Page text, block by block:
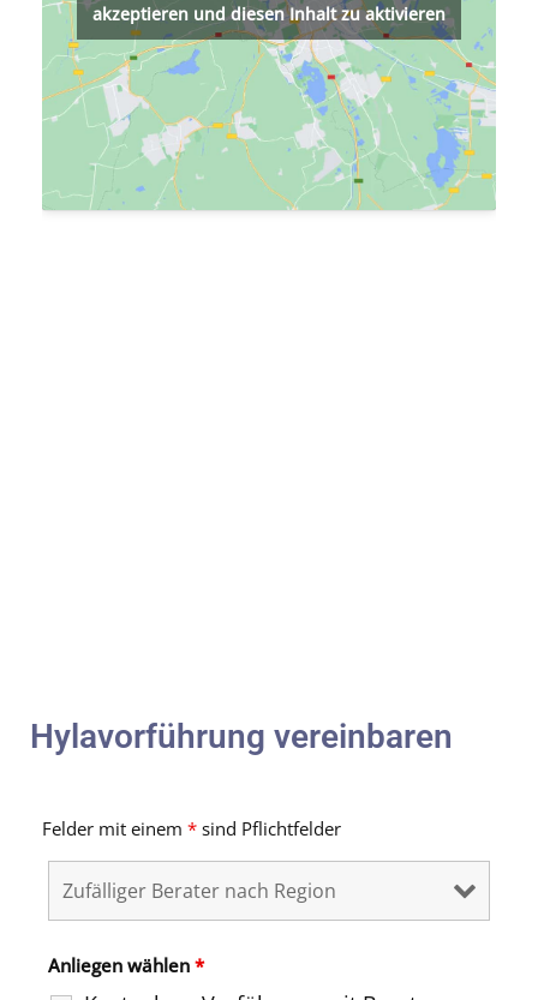
akzeptieren und diesen Inhalt zu aktivieren
Hylavorführung vereinbaren
Felder mit einem * sind Pflichtfelder
Anliegen wählen *